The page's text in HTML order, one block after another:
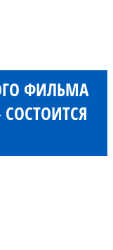
ФИЛЬМА